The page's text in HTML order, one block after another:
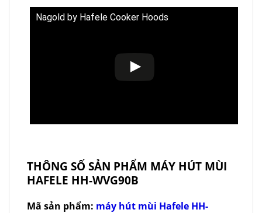
Nagold by Hafele Cooker Hoods
THÔNG SỐ SẢN PHẨM MÁY HÚT MÙI
HAFELE HH-WVG90B
Mã sản phẩm: máy hút mùi Hafele HH-